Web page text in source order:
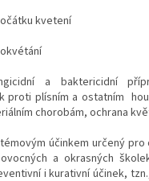
kvetení
a baktericidní
proti plísním a ostatním
chorobám, ochrana
účinkem určený pro
a okrasných
i kurativní účinek,